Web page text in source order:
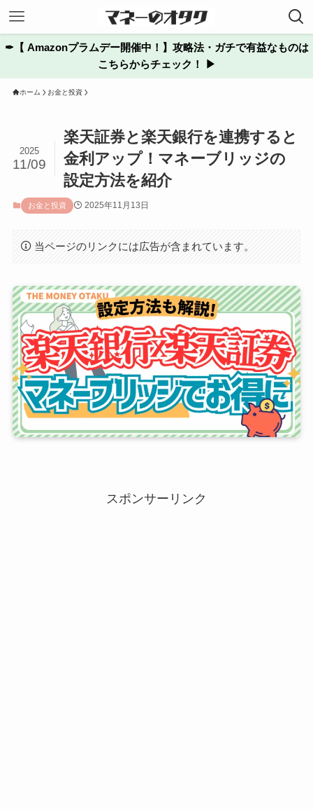
✒︎【 Amazonプラムデー開催中！】攻略法・ガチで有益なものは
こちらからチェック！ ▶
ホーム お金と投資
楽天証券と楽天銀行を連携すると
金利アップ！マネーブリッジの
設定方法を紹介
2025
11/09
お金と投資 2025年11月13日
当ページのリンクには広告が含まれています。
スポンサーリンク